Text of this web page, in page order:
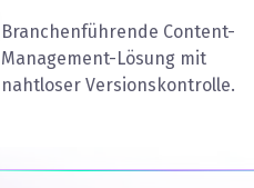
Branchenführende Content-
Management-Lösung mit
nahtloser Versionskontrolle.